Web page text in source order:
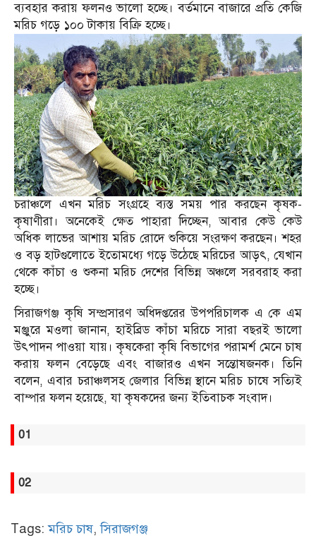
ব্যবহার করায় ফলনও ভালো হচ্ছে। বর্তমানে বাজারে প্রতি কেজি
মরিচ গড়ে ১০০ টাকায় বিক্রি হচ্ছে।
চরাঞ্চলে এখন মরিচ সংগ্রহে ব্যস্ত সময় পার করছেন কৃষক-
কৃষাণীরা। অনেকেই ক্ষেত পাহারা দিচ্ছেন, আবার কেউ কেউ
অধিক লাভের আশায় মরিচ রোদে শুকিয়ে সংরক্ষণ করছেন। শহর
ও বড় হাটগুলোতে ইতোমধ্যে গড়ে উঠেছে মরিচের আড়ৎ, যেখান
থেকে কাঁচা ও শুকনা মরিচ দেশের বিভিন্ন অঞ্চলে সরবরাহ করা
হচ্ছে।
সিরাজগঞ্জ কৃষি সম্প্রসারণ অধিদপ্তরের উপপরিচালক এ কে এম
মঞ্জুরে মওলা জানান, হাইব্রিড কাঁচা মরিচে সারা বছরই ভালো
উৎপাদন পাওয়া যায়। কৃষকেরা কৃষি বিভাগের পরামর্শ মেনে চাষ
করায় ফলন বেড়েছে এবং বাজারও এখন সন্তোষজনক। তিনি
বলেন, এবার চরাঞ্চলসহ জেলার বিভিন্ন স্থানে মরিচ চাষে সত্যিই
বাম্পার ফলন হয়েছে, যা কৃষকদের জন্য ইতিবাচক সংবাদ।
01
02
Tags:মরিচ চাষ,সিরাজগঞ্জ